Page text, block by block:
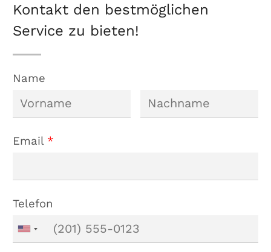
Kontakt den bestmöglichen
Service zu bieten!
Name
Email *
Telefon